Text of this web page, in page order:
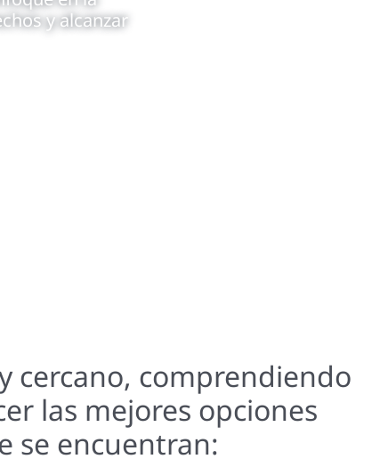
y alcanzar
cercano, comprendiendo
las mejores opciones
se encuentran: